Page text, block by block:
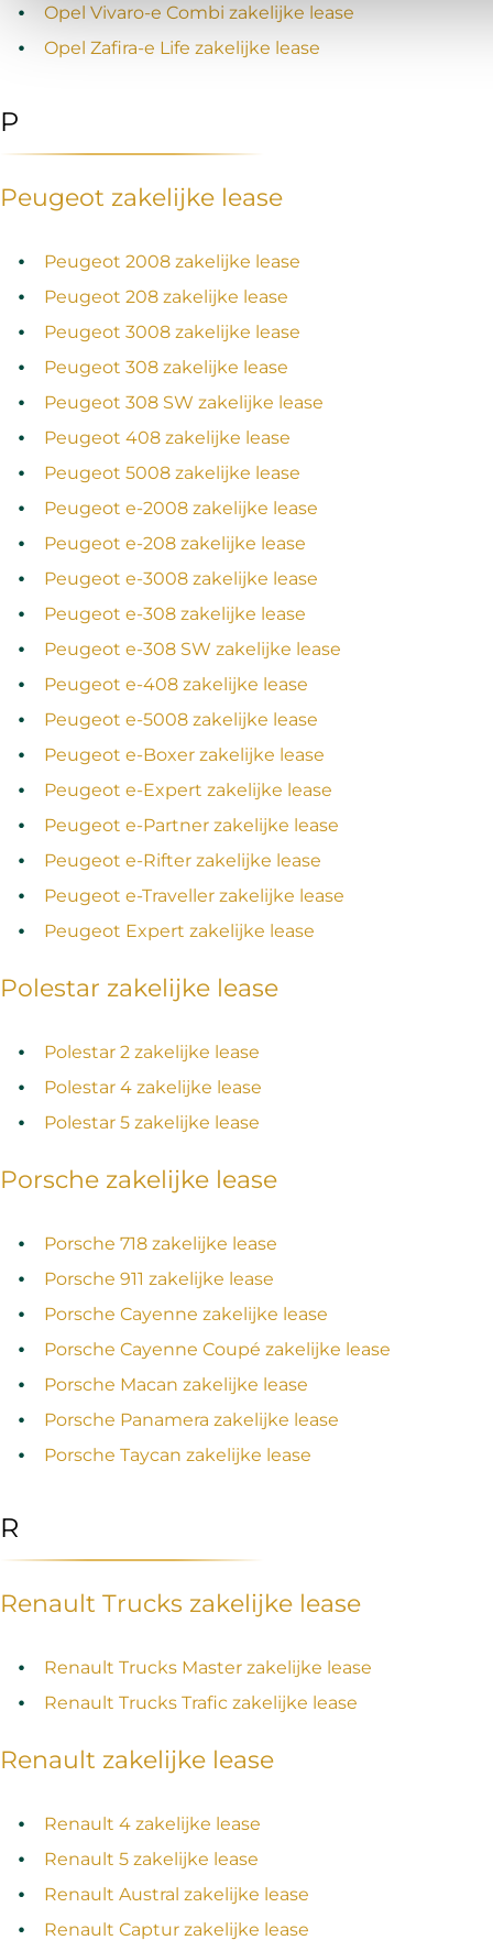
Opel Vivaro‑e Combi zakelijke lease
Opel Zafira‑e Life zakelijke lease
P
Peugeot zakelijke lease
Peugeot 2008 zakelijke lease
Peugeot 208 zakelijke lease
Peugeot 3008 zakelijke lease
Peugeot 308 zakelijke lease
Peugeot 308 SW zakelijke lease
Peugeot 408 zakelijke lease
Peugeot 5008 zakelijke lease
Peugeot e‑2008 zakelijke lease
Peugeot e‑208 zakelijke lease
Peugeot e‑3008 zakelijke lease
Peugeot e‑308 zakelijke lease
Peugeot e‑308 SW zakelijke lease
Peugeot e‑408 zakelijke lease
Peugeot e‑5008 zakelijke lease
Peugeot e‑Boxer zakelijke lease
Peugeot e‑Expert zakelijke lease
Peugeot e‑Partner zakelijke lease
Peugeot e‑Rifter zakelijke lease
Peugeot e‑Traveller zakelijke lease
Peugeot Expert zakelijke lease
Polestar zakelijke lease
Polestar 2 zakelijke lease
Polestar 4 zakelijke lease
Polestar 5 zakelijke lease
Porsche zakelijke lease
Porsche 718 zakelijke lease
Porsche 911 zakelijke lease
Porsche Cayenne zakelijke lease
Porsche Cayenne Coupé zakelijke lease
Porsche Macan zakelijke lease
Porsche Panamera zakelijke lease
Porsche Taycan zakelijke lease
R
Renault Trucks zakelijke lease
Renault Trucks Master zakelijke lease
Renault Trucks Trafic zakelijke lease
Renault zakelijke lease
Renault 4 zakelijke lease
Renault 5 zakelijke lease
Renault Austral zakelijke lease
Renault Captur zakelijke lease